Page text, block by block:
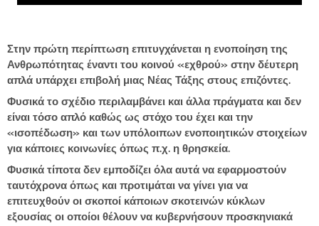
Στην πρώτη περίπτωση επιτυγχάνεται η ενοποίηση της
Ανθρωπότητας έναντι του κοινού «εχθρού» στην δέυτερη
απλά υπάρχει επιβολή μιας Νέας Τάξης στους επιζόντες.
Φυσικά το σχέδιο περιλαμβάνει και άλλα πράγματα και δεν
είναι τόσο απλό καθώς ως στόχο του έχει και την
«ισοπέδωση» και των υπόλοιπων ενοποιητικών στοιχείων
για κάποιες κοινωνίες όπως π.χ. η θρησκεία.
Φυσικά τίποτα δεν εμποδίζει όλα αυτά να εφαρμοστούν
ταυτόχρονα όπως και προτιμάται να γίνει για να
επιτευχθούν οι σκοποί κάποιων σκοτεινών κύκλων
εξουσίας οι οποίοι θέλουν να κυβερνήσουν προσκηνιακά